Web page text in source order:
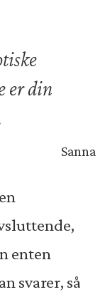
er din
Sanna
enten
svarer, så